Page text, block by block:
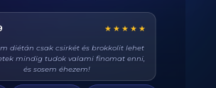
★★★★★
pontosan mennyi fehérjét eszem
A kaloriaszámláló sokat segít, előtte
össze-vissza zabáltam...